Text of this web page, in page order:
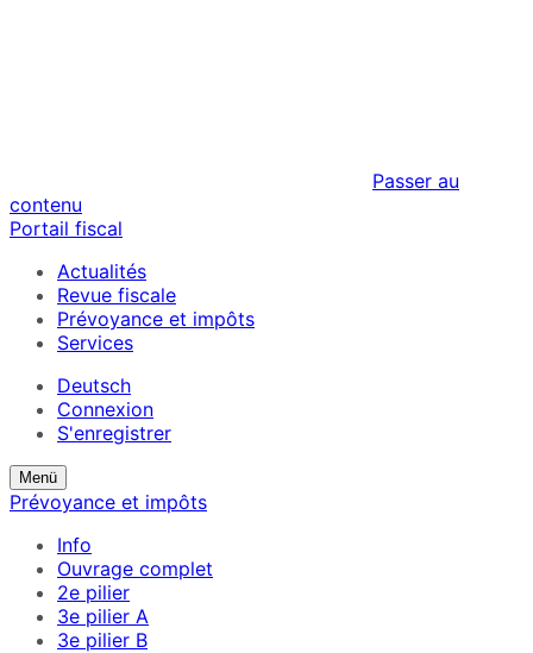
Passer au
contenu
Portail fiscal
Actualités
Revue fiscale
Prévoyance et impôts
Services
Deutsch
Connexion
S'enregistrer
Suchformular
ein/ausblenden
Afficher
le
recherche
Menü
Prévoyance et impôts
Info
Ouvrage complet
2e pilier
3e pilier A
3e pilier B